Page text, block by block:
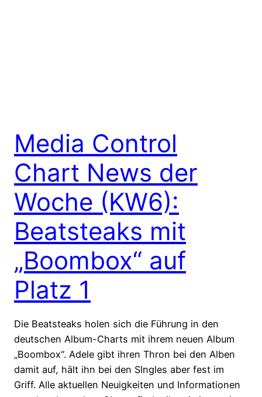
Media Control
Chart News der
Woche (KW6):
Beatsteaks mit
„Boombox“ auf
Platz 1
Die Beatsteaks holen sich die Führung in den
deutschen Album-Charts mit ihrem neuen Album
„Boombox“. Adele gibt ihren Thron bei den Alben
damit auf, hält ihn bei den SIngles aber fest im
Griff. Alle aktuellen Neuigkeiten und Informationen